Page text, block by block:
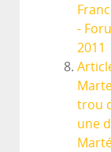
-
2011
trou
une